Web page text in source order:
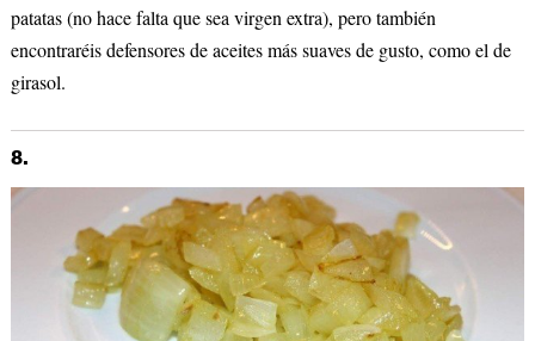
patatas (no hace falta que sea virgen extra), pero también
encontraréis defensores de aceites más suaves de gusto, como el de
girasol.
8.